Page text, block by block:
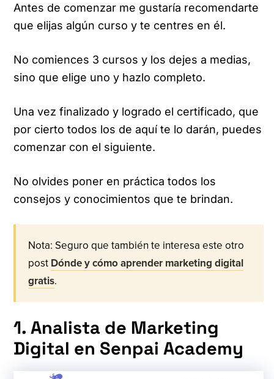
Antes de comenzar me gustaría recomendarte
que elijas algún curso y te centres en él.
No comiences 3 cursos y los dejes a medias,
sino que elige uno y hazlo completo.
Una vez finalizado y logrado el certificado, que
por cierto todos los de aquí te lo darán, puedes
comenzar con el siguiente.
No olvides poner en práctica todos los
consejos y conocimientos que te brindan.
Nota: Seguro que también te interesa este otro
post Dónde y cómo aprender marketing digital
gratis.
1. Analista de Marketing
Digital en Senpai Academy